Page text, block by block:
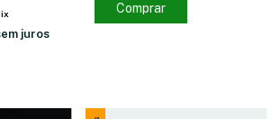
juros
Comprar